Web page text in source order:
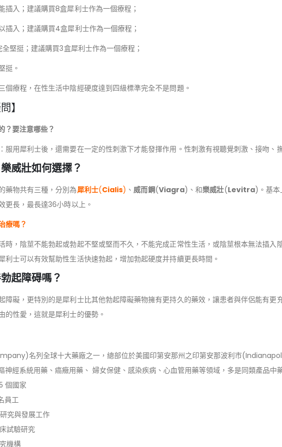
插入；建議購買8盒犀利士作為一個療程；
插入；建議購買4盒犀利士作為一個療程；
堅挺；建議購買3盒犀利士作為一個療程；
挺。
個療程，在性生活中陰經硬度達到四級標準完全不是問題。
】
？要注意哪些？
服用犀利士後，還需要在一定的性刺激下才能發揮作用。性刺激有視聽覺刺激、接吻、
威壯如何選擇？
藥物共有三種，分別為犀利士(Cialis) 、 威而鋼(Viagra)、和樂威壯(Levitra)。基本
更長，最長達36小時以上。
療嗎？
時，陰莖不能勃起或勃起不堅或堅而不久，不能完成正常性生活，或陰莖根本無法插入
利士可以有效幫助性生活快速勃起，增加勃起硬度并持續更長時間。
起障碍嗎？
障礙，更特別的是犀利士比其他勃起障礙藥物擁有更持久的藥效，讓患者與伴侶能有
的性愛，這就是犀利士的優勢。
名列全球十大藥廠之一，總部位於美國印第安那州之印第安那波利市
神經系統用藥、癌癥用藥、 婦女保健、感染疾病、心血管用藥等領域，多是同類產品中
個國家
員工
究與發展工作
試驗研究
機構